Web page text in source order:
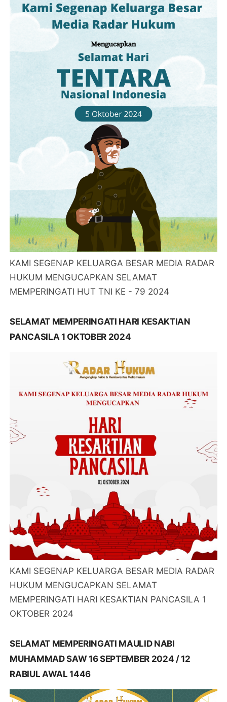
KAMI SEGENAP KELUARGA BESAR MEDIA RADAR
HUKUM MENGUCAPKAN SELAMAT
MEMPERINGATI HUT TNI KE - 79 2024
SELAMAT MEMPERINGATI HARI KESAKTIAN
PANCASILA 1 OKTOBER 2024
KAMI SEGENAP KELUARGA BESAR MEDIA RADAR
HUKUM MENGUCAPKAN SELAMAT
MEMPERINGATI HARI KESAKTIAN PANCASILA 1
OKTOBER 2024
SELAMAT MEMPERINGATI MAULID NABI
MUHAMMAD SAW 16 SEPTEMBER 2024 / 12
RABIUL AWAL 1446